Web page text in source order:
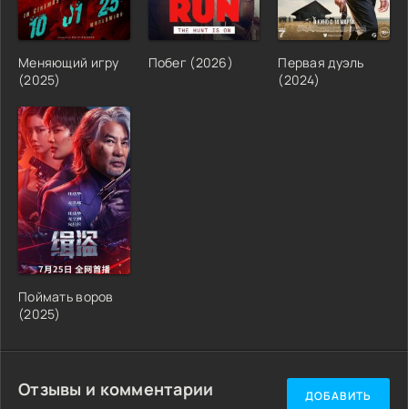
Меняющий игру
(2025)
Побег (2026)
Первая дуэль
(2024)
Поймать воров
(2025)
Отзывы и комментарии ДОБАВИТЬ